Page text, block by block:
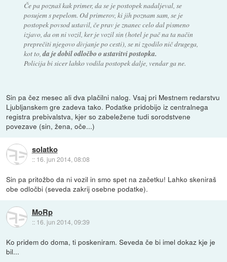
Če pa poznaš kak primer, da se je postopek nadaljeval, se
posujem s pepelom. Od primerov, ki jih poznam sam, se je
postopek povsod ustavil, če prav je znanec celo dal pismeno
izjavo, da on ni vozil, ker je vozil sin (hotel je pač na ta način
preprečiti njegovo divjanje po cesti), se ni zgodilo nič drugega,
kot to,da je dobil odločbo o ustavitvi postopka.
Policija bi sicer lahko vodila postopek dalje, vendar ga ne.
Sin pa čez mesec ali dva plačilni nalog. Vsaj pri Mestnem redarstvu
Ljubljanskem gre zadeva tako. Podatke pridobijo iz centralnega
registra prebivalstva, kjer so zabeležene tudi sorodstvene
povezave (sin, žena, oče...)
solatko
:: 16. jun 2014, 08:08
Sin pa pritožbo da ni vozil in smo spet na začetku! Lahko skeniraš
obe odločbi (seveda zakrij osebne podatke).
MoRp
:: 16. jun 2014, 09:39
Ko pridem do doma, ti poskeniram. Seveda če bi imel dokaz kje je
bil...